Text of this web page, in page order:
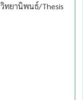
วิทยานิพนธ์/Thesis